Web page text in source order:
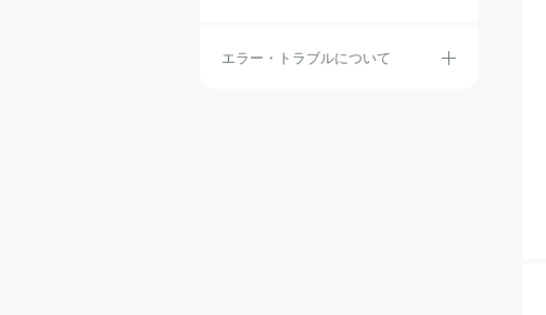
エラー・トラブルについて